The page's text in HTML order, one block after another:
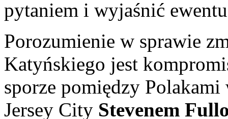
pytaniem i wyjaśnić
Porozumienie w sprawie
Katyńskiego jest
sporze pomiędzy
Jersey City Stevenem